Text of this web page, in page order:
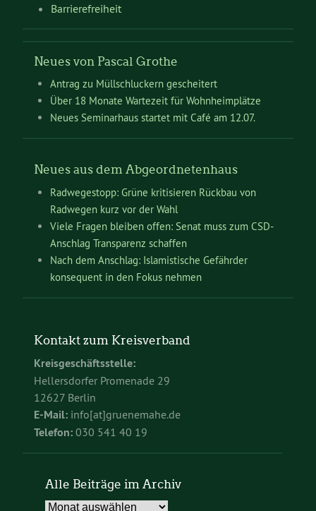
Barrierefreiheit
Neues von Pascal Grothe
Antrag zu Müllschluckern gescheitert
Über 18 Monate Wartezeit für Wohnheimplätze
Neues Seminarhaus startet mit Café am 12.07.
Neues aus dem Abgeordnetenhaus
Radwegestopp: Grüne kritisieren Rückbau von
Radwegen kurz vor der Wahl
Viele Fragen bleiben offen: Senat muss zum CSD-
Anschlag Transparenz schaffen
Nach dem Anschlag: Islamistische Gefährder
konsequent in den Fokus nehmen
Kontakt zum Kreisverband
Kreisgeschäftsstelle:
Hellersdorfer Promenade 29
12627 Berlin
E-Mail: info[at]gruenemahe.de
Telefon: 030 541 40 19
Alle Beiträge im Archiv
Alle